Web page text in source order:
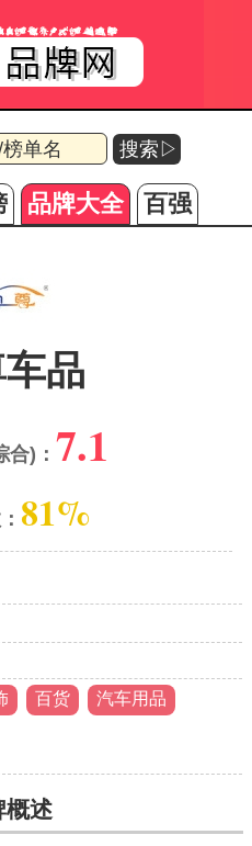
搜索▷
品牌大全 百强
品
合)： 7.1
81%
百货 汽车用品
概述